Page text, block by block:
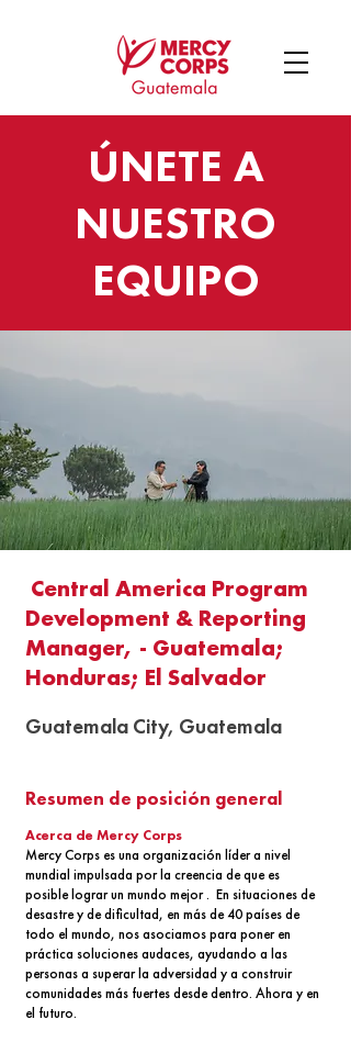
ÚNETE A
NUESTRO
EQUIPO
Central America Program
Development & Reporting
Manager, - Guatemala;
Honduras; El Salvador
Guatemala City, Guatemala
Resumen de posición general
Acerca de Mercy Corps
Mercy Corps es una organización líder a nivel
mundial impulsada por la creencia de que es
posible lograr un mundo mejor . En situaciones de
desastre y de dificultad, en más de 40 países de
todo el mundo, nos asociamos para poner en
práctica soluciones audaces, ayudando a las
personas a superar la adversidad y a construir
comunidades más fuertes desde dentro. Ahora y en
el futuro.